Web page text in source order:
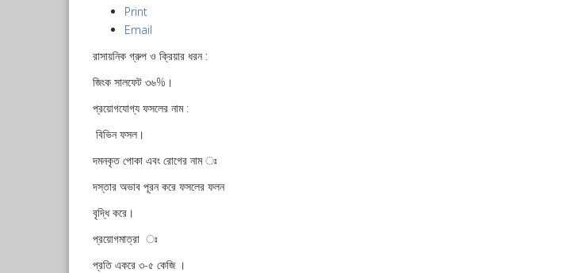
Print
Email
রাসায়নিক গ্রুপ ও ক্রিয়ার ধরন :
জিংক সালফেট ৩৬%।
প্রয়োগযোগ্য ফসলের নাম :
বিভিন ফসল।
দমনকৃত পোকা এবং রোগের নাম ঃ
দস্তার অভাব পূরন করে ফসলের ফলন
বৃদ্ধি করে।
প্রয়োগমাত্রা ঃ
প্রতি একরে ৩-৫ কেজি ।